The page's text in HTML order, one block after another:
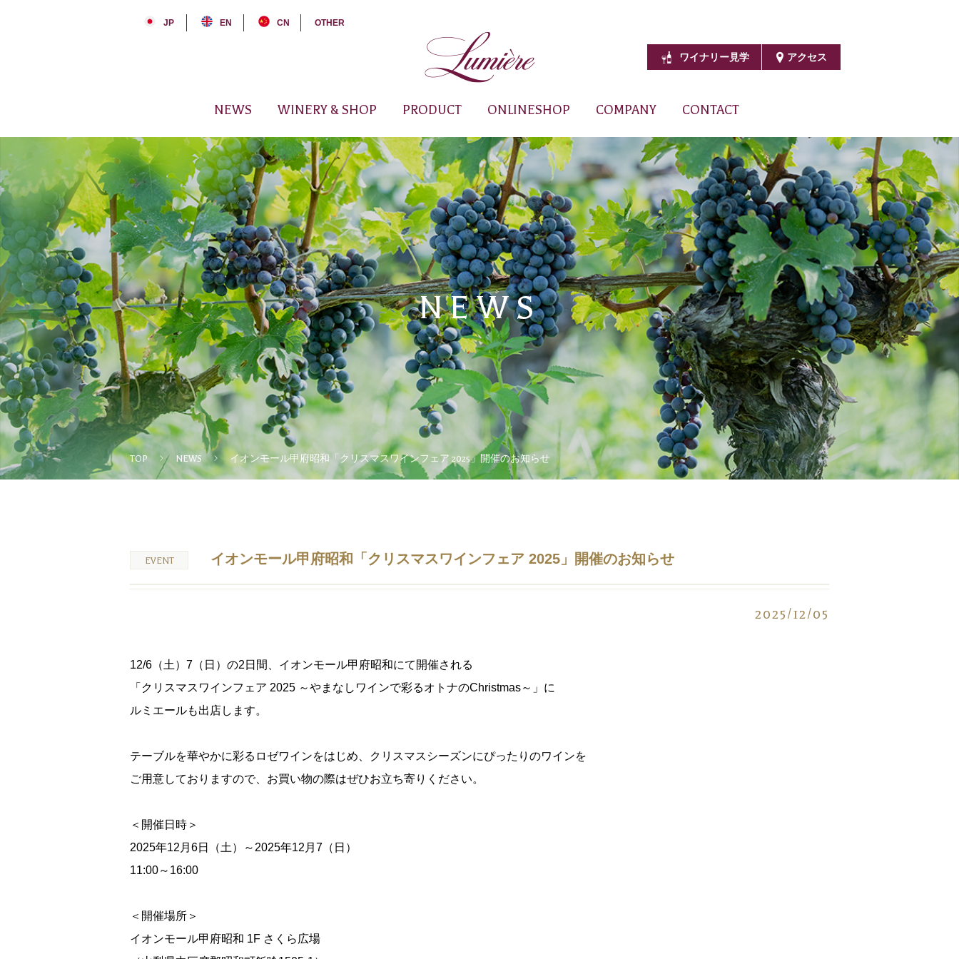
JP EN CN OTHER
ワイナリー見学 アクセス
NEWS WINERY & SHOP PRODUCT ONLINESHOP COMPANY CONTACT
NEWS
TOP NEWS イオンモール甲府昭和「クリスマスワインフェア 2025」開催のお知らせ
EVENT イオンモール甲府昭和「クリスマスワインフェア 2025」開催のお知らせ
2025/12/05
12/6（土）7（日）の2日間、イオンモール甲府昭和にて開催される
「クリスマスワインフェア 2025 ～やまなしワインで彩るオトナのChristmas～」に
ルミエールも出店します。
テーブルを華やかに彩るロゼワインをはじめ、クリスマスシーズンにぴったりのワインを
ご用意しておりますので、お買い物の際はぜひお立ち寄りください。
＜開催日時＞
2025年12月6日（土）～2025年12月7（日）
11:00～16:00
＜開催場所＞
イオンモール甲府昭和 1F さくら広場